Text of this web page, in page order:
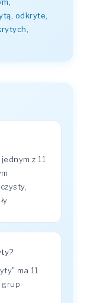
odkryte,
z 11
ma 11
grup